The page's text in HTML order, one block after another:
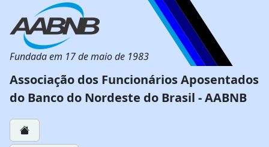
Fundada em 17 de maio de 1983
Associação dos Funcionários Aposentados
do Banco do Nordeste do Brasil - AABNB